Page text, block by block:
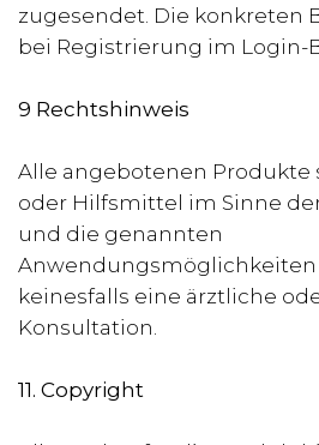
zugesendet. Die konkreten
bei Registrierung im Login-
9 Rechtshinweis
Alle angebotenen Produkte
oder Hilfsmittel im Sinne
und die genannten
Anwendungsmöglichkeiten
keinesfalls eine ärztliche
Konsultation.
11. Copyright